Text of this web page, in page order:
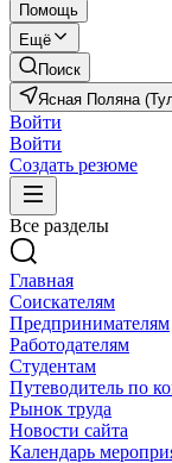
Помощь
Ещё
Поиск
Ясная Поляна
Войти
Войти
Создать резюме
Все разделы
Главная
Соискателям
Предпринимателям
Работодателям
Студентам
Путеводитель по
Рынок труда
Новости сайта
Календарь